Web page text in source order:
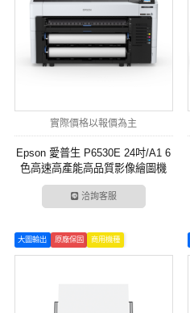
實際價格以報價為主
Epson 愛普生 P6530E 24吋/A1 6
色高速高產能高品質影像繪圖機
洽詢客服
大圖輸出 原廠保固 商用機種